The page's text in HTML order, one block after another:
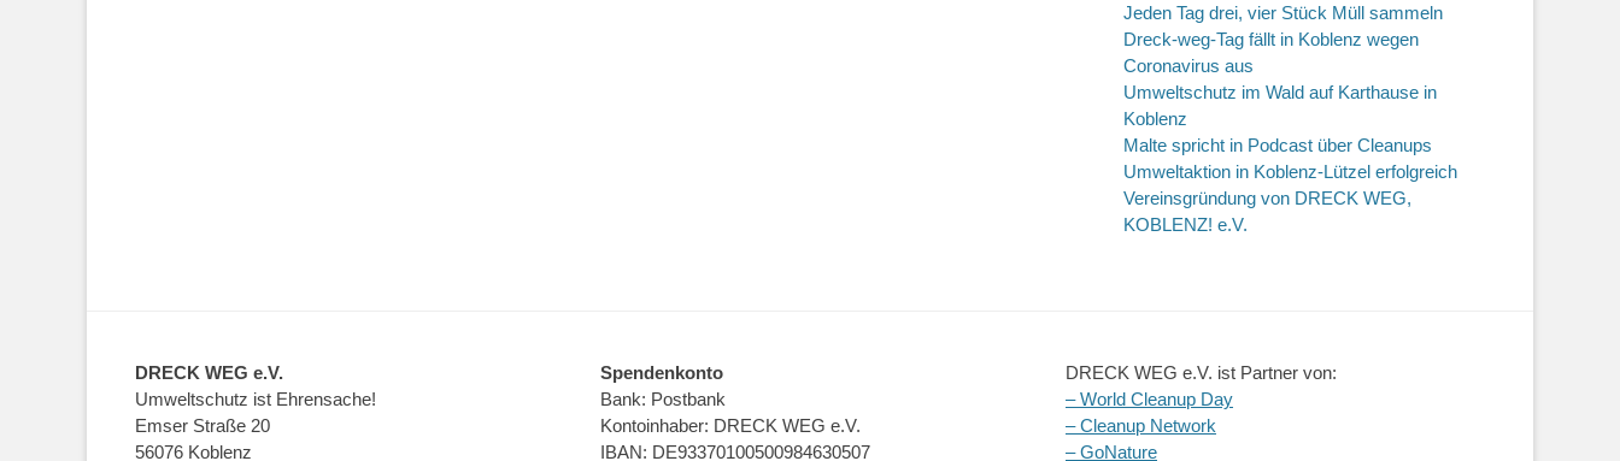
Jeden Tag drei, vier Stück Müll sammeln
Dreck-weg-Tag fällt in Koblenz wegen
Coronavirus aus
Umweltschutz im Wald auf Karthause in
Koblenz
Malte spricht in Podcast über Cleanups
Umweltaktion in Koblenz-Lützel erfolgreich
Vereinsgründung von DRECK WEG,
KOBLENZ! e.V.
DRECK WEG e.V.
Umweltschutz ist Ehrensache!
Emser Straße 20
56076 Koblenz
Spendenkonto
Bank: Postbank
Kontoinhaber: DRECK WEG e.V.
IBAN: DE93370100500984630507
DRECK WEG e.V. ist Partner von:
– World Cleanup Day
– Cleanup Network
– GoNature